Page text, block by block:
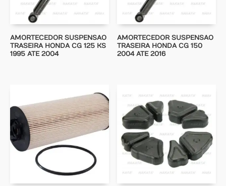
AMORTECEDOR SUSPENSAO
TRASEIRA HONDA CG 125 KS
1995 ATE 2004
AMORTECEDOR SUSPENSAO
TRASEIRA HONDA CG 150
2004 ATE 2016